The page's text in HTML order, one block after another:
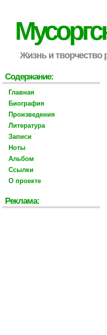
Жизнь и творчество
Содержание:
Главная
Биография
Произведения
Литература
Записи
Ноты
Альбом
Ссылки
О проекте
Реклама: